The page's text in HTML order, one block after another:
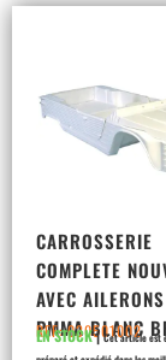
CARROSSERIE
COMPLETE
AVEC
PMMA BLANC
REF: 030501002
EN STOCK|Cet article est